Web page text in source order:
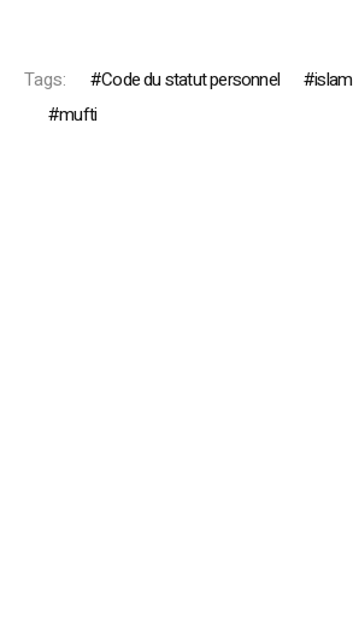
Tags: Code du statut personnel islam
mufti